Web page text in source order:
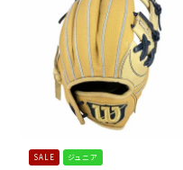
24FA 秋冬
SALE ジュニア